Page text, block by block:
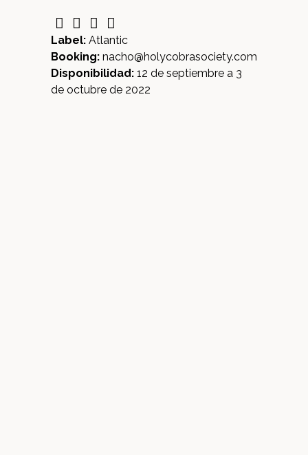
Label: Atlantic
Booking: nacho@holycobrasociety.com
Disponibilidad: 12 de septiembre a 3
de octubre de 2022